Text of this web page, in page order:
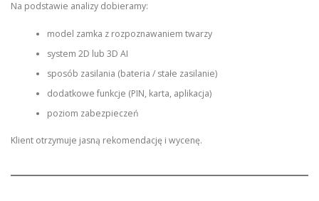
Na podstawie analizy dobieramy:
model zamka z rozpoznawaniem twarzy
system 2D lub 3D AI
sposób zasilania (bateria / stałe zasilanie)
dodatkowe funkcje (PIN, karta, aplikacja)
poziom zabezpieczeń
Klient otrzymuje jasną rekomendację i wycenę.